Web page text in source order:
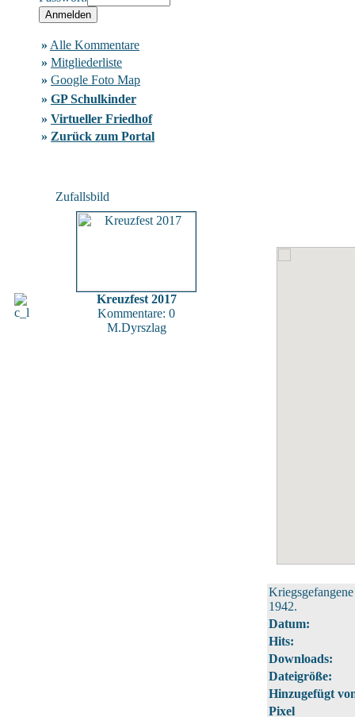
» Alle Kommentare
» Mitgliederliste
» Google Foto Map
» GP Schulkinder
» Virtueller Friedhof
» Zurück zum Portal
Zufallsbild
Kreuzfest 2017
Kommentare: 0
M.Dyrszlag
1942.
Datum:
Hits:
Downloads:
Dateigröße:
Hinzugefügt
Pixel